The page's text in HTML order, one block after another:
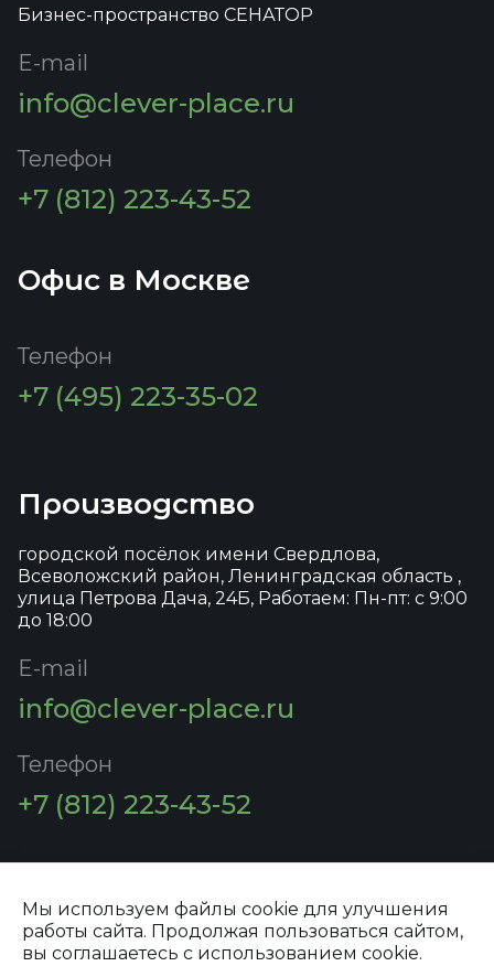
Бизнес-пространство СЕНАТОР
E-mail
info@clever-place.ru
Телефон
+7 (812) 223-43-52
Офис в Москве
Телефон
+7 (495) 223-35-02
Производство
городской посёлок имени Свердлова,
Всеволожский район, Ленинградская область ,
улица Петрова Дача, 24Б, Работаем: Пн-пт: с 9:00
до 18:00
E-mail
info@clever-place.ru
Телефон
+7 (812) 223-43-52
Политика конфиденциальности
Мы используем файлы cookie для улучшения
работы сайта. Продолжая пользоваться сайтом,
вы соглашаетесь с использованием cookie.